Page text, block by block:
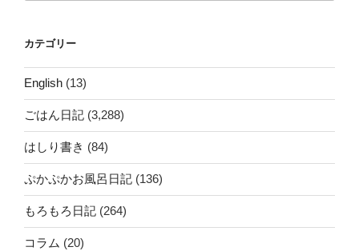
カテゴリー
English (13)
ごはん日記 (3,288)
はしり書き (84)
ぷかぷかお風呂日記 (136)
もろもろ日記 (264)
コラム (20)